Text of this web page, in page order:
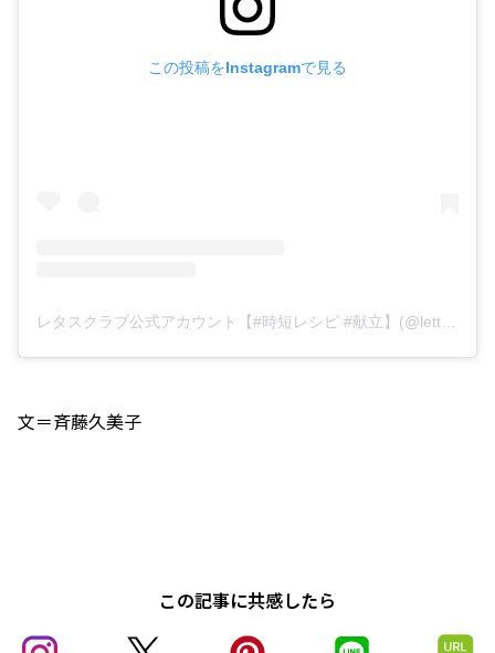
この投稿をInstagramで見る
レタスクラブ公式アカウント【#時短レシピ #献立】(@lettuce_official)がシェアした投稿
文＝斉藤久美子
この記事に共感したら